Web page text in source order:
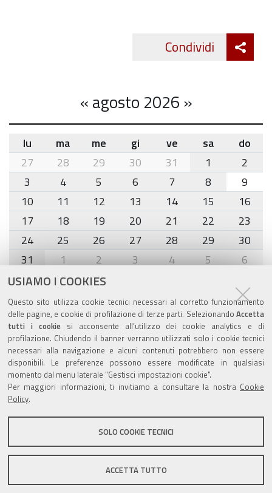
USIAMO I COOKIES
Questo sito utilizza cookie tecnici necessari al corretto funzionamento
delle pagine, e cookie di profilazione di terze parti. Selezionando Accetta
tutti i cookiesi acconsente all’utilizzo dei cookie analytics e di
profilazione. Chiudendo il banner verranno utilizzati solo i cookie tecnici
necessari alla navigazione e alcuni contenuti potrebbero non essere
disponibili. Le preferenze possono essere modificate in qualsiasi
momento dal menu laterale "Gestisci impostazioni cookie".
Per maggiori informazioni, ti invitiamo a consultare la nostra Cookie
Policy.
SOLO COOKIE TECNICI
ACCETTA TUTTO
Condividi
«agosto 2026 »
month-
8
lu ma me gi ve sa
do
27
28 29 30 31 1
2
3
4 5 6 7 8
9
10
11 12 13 14 15
16
17
18 19 20 21 22
23
24
25 26 27 28 29
30
31
1 2 3 4 5 6
Agenda eventi
torna alla sezione
Valuta questo sito
Sito istituzionale Comune di Zola Predosa